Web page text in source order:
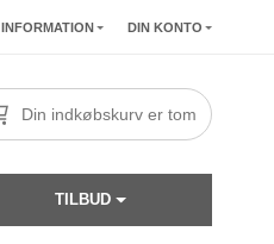
INFORMATION DIN KONTO
Din indkøbskurv er tom
TILBUD